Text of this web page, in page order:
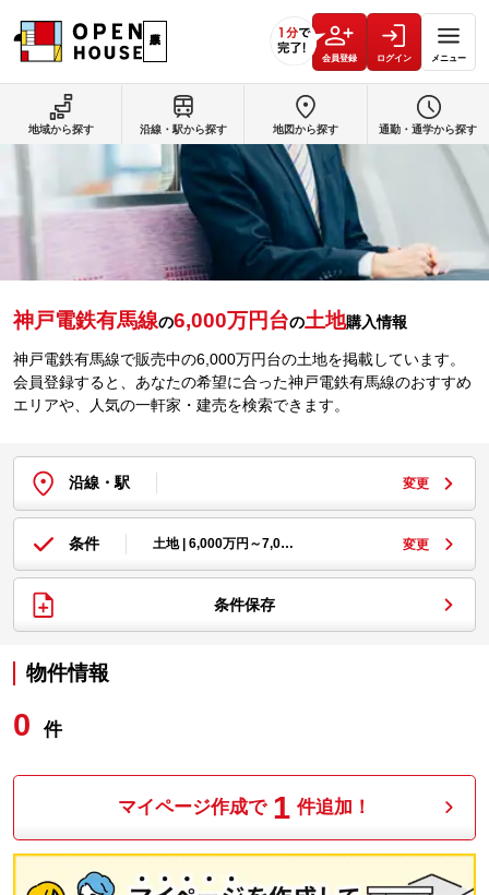
会員登録 ログイン メニュー
神戸電鉄有馬線の6,000万円台の土地購入情報
神戸電鉄有馬線で販売中の6,000万円台の土地を掲載しています。
会員登録すると、あなたの希望に合った神戸電鉄有馬線のおすすめ
エリアや、人気の一軒家・建売を検索できます。
沿線・駅 変更
条件 土地 | 6,000万円～7,0… 変更
条件保存
物件情報
0 件
マイページ作成で 1 件追加！
地域から探す 沿線・駅から探す 地図から探す 通勤・通学から探す